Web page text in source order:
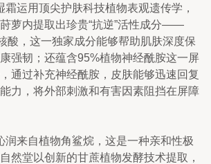
霜运用顶尖护肤科技植物表观遗传学，
萝内提取出珍贵“抗逆”活性成分——
酸，这一独家成分能够帮助肌肤深度保
强韧；还蕴含95%植物神经酰胺这一屏
通过补充神经酰胺，皮肤能够迅速回复
力，将外部刺激和有害因素阻挡在屏障
润来自植物角鲨烷，这是一种亲和性极
然堂以创新的甘蔗植物发酵技术提取，